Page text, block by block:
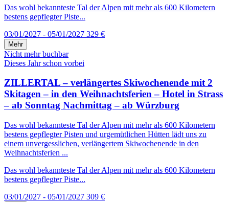
Das wohl bekannteste Tal der Alpen mit mehr als 600 Kilometern
bestens gepflegter Piste...
03/01/2027 - 05/01/2027 329 €
Mehr
Nicht mehr buchbar
Dieses Jahr schon vorbei
ZILLERTAL – verlängertes Skiwochenende mit 2
Skitagen – in den Weihnachtsferien – Hotel in Strass
– ab Sonntag Nachmittag – ab Würzburg
Das wohl bekannteste Tal der Alpen mit mehr als 600 Kilometern
bestens gepflegter Pisten und urgemütlichen Hütten lädt uns zu
einem unvergesslichen, verlängertem Skiwochenende in den
Weihnachtsferien ...
Das wohl bekannteste Tal der Alpen mit mehr als 600 Kilometern
bestens gepflegter Piste...
03/01/2027 - 05/01/2027 309 €